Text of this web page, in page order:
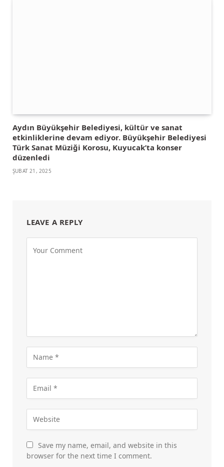
Aydın Büyükşehir Belediyesi, kültür ve sanat
etkinliklerine devam ediyor. Büyükşehir Belediyesi
Türk Sanat Müziği Korosu, Kuyucak’ta konser
düzenledi
ŞUBAT 21, 2025
LEAVE A REPLY
Save my name, email, and website in this
browser for the next time I comment.